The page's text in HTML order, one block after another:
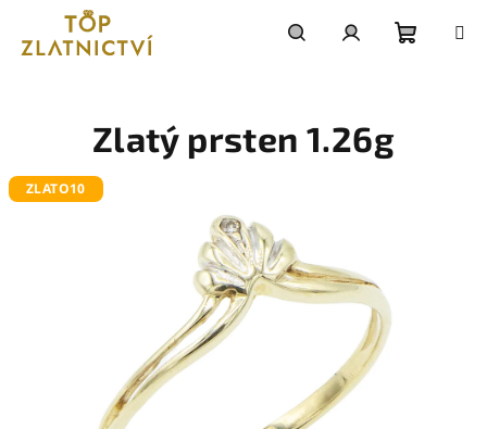
obsah
Zlatý prsten 1.26g
ZLATO10